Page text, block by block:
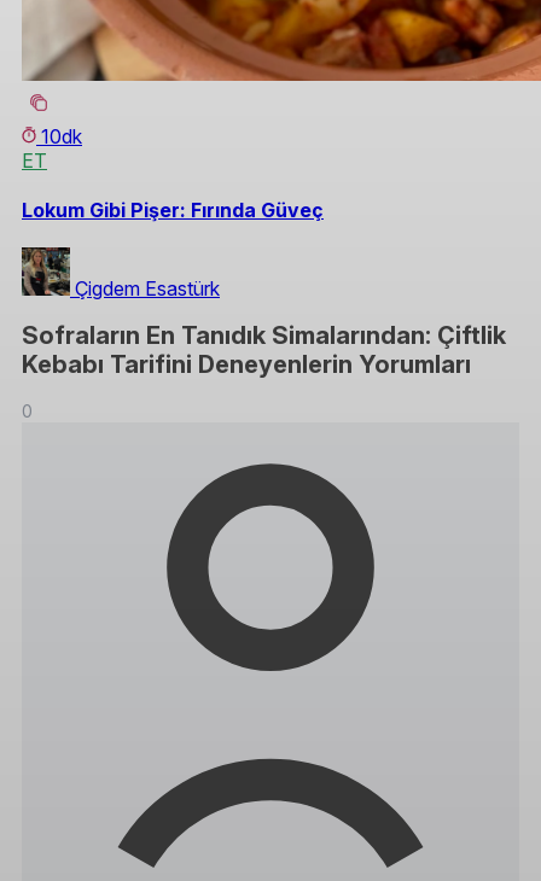
10dk
ET
Lokum Gibi Pişer: Fırında Güveç
Çigdem Esastürk
Sofraların En Tanıdık Simalarından: Çiftlik
Kebabı Tarifini Deneyenlerin Yorumları
0